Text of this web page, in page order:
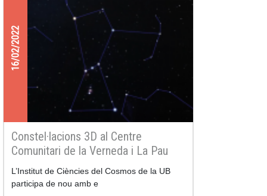
16/02/2022
Constel·lacions 3D al Centre
Comunitari de la Verneda i La Pau
L’Institut de Ciències del Cosmos de la UB
participa de nou amb e